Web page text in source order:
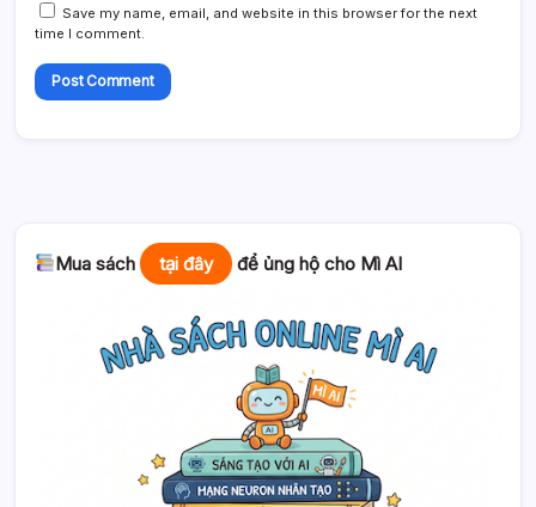
Reply
Save my name, email, and website in this browser for the next
time I comment.
Mua sách tại đây để ủng hộ cho Mì AI